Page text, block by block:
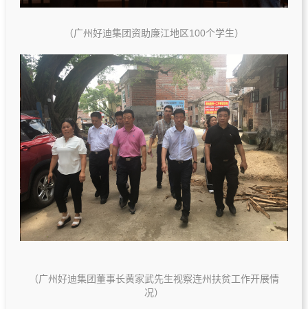
（广州好迪集团资助廉江地区100个学生）
（广州好迪集团董事长黄家武先生视察连州扶贫工作开展情
况）